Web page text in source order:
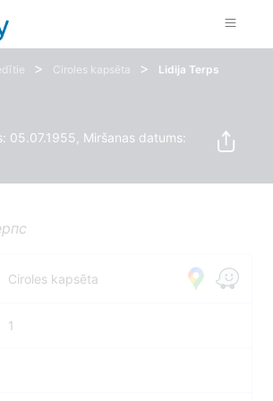
> Ciroles kapsēta > Lidija Terps
05.07.1955, Miršanas datums:
Ciroles kapsēta
1